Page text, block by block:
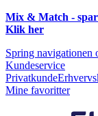
Mix & Match -
Klik her
Spring navigationen
Kundeservice
Privatkunde
Mine favoritter